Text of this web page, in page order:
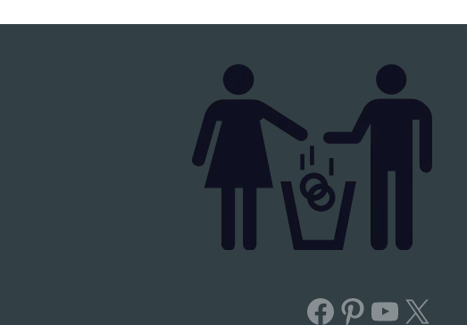
X
YouTube
Pinterest
Facebook